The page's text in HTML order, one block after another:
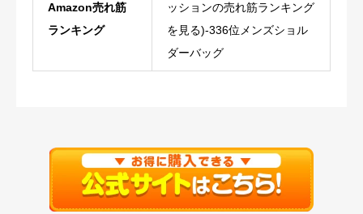
Amazon売れ筋
ランキング
ッションの売れ筋ランキング
を見る)-336位メンズショル
ダーバッグ